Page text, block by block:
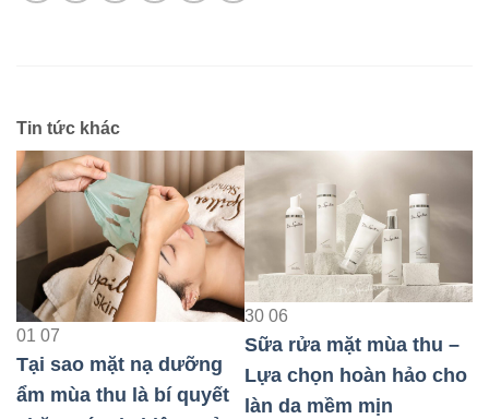
Tin tức khác
30 06
Sữa rửa mặt mùa thu –
Lựa chọn hoàn hảo cho
làn da mềm mịn
23 08
Bảo Vệ Da Nhạy Cảm
Khi Đi Máy Bay Hiệu
Quả Nhất